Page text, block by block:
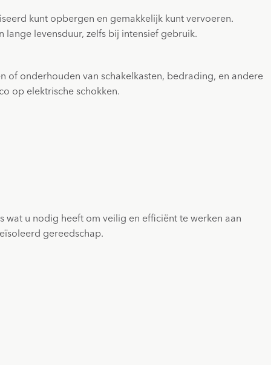
kunt opbergen en gemakkelijk kunt vervoeren.
levensduur, zelfs bij intensief gebruik.
of onderhouden van schakelkasten, bedrading, en andere
op elektrische schokken.
u nodig heeft om veilig en efficiënt te werken aan
gereedschap.